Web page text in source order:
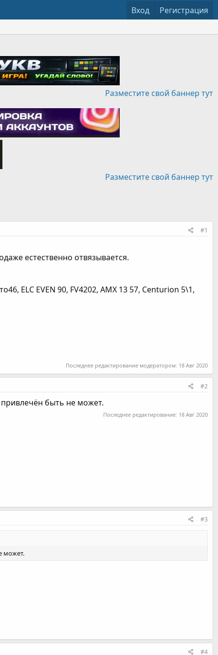
Вход Регистрация
Разместите свой баннер тут
Разместите свой баннер тут
#1
естественно отвязывается.
ELC EVEN 90, FV4202, AMX 13 57, Centurion 5\1,
Последнее редактирование модератором: 18 Авг 2020
#2
быть не может.
Последнее редактирование: 18 Авг 2020
#3
может.
#4